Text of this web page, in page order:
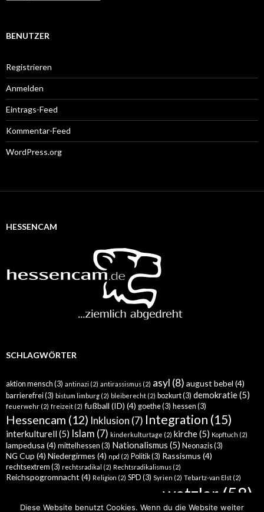
BENUTZER
Registrieren
Anmelden
Eintrags-Feed
Kommentar-Feed
WordPress.org
HESSENCAM
SCHLAGWÖRTER
aktion mensch (3) antinazi (2) antirassismus (2) asyl (8) august bebel (4)
barrierefrei(3) bistum limburg (2) bleiberecht (2) bozkurt(3) demokratie(5)
feuerwehr (2) freizeit (2) fußball (ID) (4) goethe(3) hessen (3)
Hessencam (12) Inklusion (7) Integration (15)
interkulturell(5) Islam (7) kinderkulturtage (2) kirche(5) Kopftuch (2)
lampedusa (4) mittelhessen (3) Nationalismus (5) Neonazis(3)
NG Cup (4) Niedergirmes (4) npd (2) Politik(3) Rassismus (4)
rechtsextrem (3) rechtsradikal (2) Rechtsradikalismus (2)
Reichspogromnacht (4) Religion (2) SPD (3) Syrien (2) Tebartz-van Elst (2)
wetzlar (58)
Diese Website benutzt Cookies. Wenn du die Website weiter